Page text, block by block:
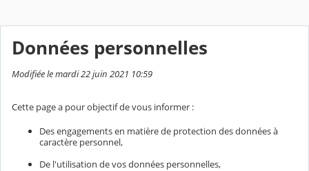
Données personnelles
Modifiée le mardi 22 juin 2021 10:59
Cette page a pour objectif de vous informer :
Des engagements en matière de protection des données à
caractère personnel,
De l'utilisation de vos données personnelles,